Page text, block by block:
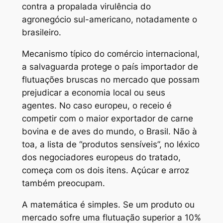
contra a propalada virulência do
agronegócio sul-americano, notadamente o
brasileiro.
Mecanismo típico do comércio internacional,
a salvaguarda protege o país importador de
flutuações bruscas no mercado que possam
prejudicar a economia local ou seus
agentes. No caso europeu, o receio é
competir com o maior exportador de carne
bovina e de aves do mundo, o Brasil. Não à
toa, a lista de “produtos sensíveis”, no léxico
dos negociadores europeus do tratado,
começa com os dois itens. Açúcar e arroz
também preocupam.
A matemática é simples. Se um produto ou
mercado sofre uma flutuação superior a 10%